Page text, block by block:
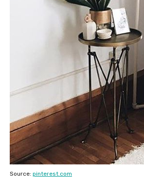
Source: pinterest.com